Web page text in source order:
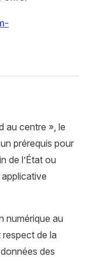
au centre », le
prérequis pour
de l’État ou
numérique au
de la
des